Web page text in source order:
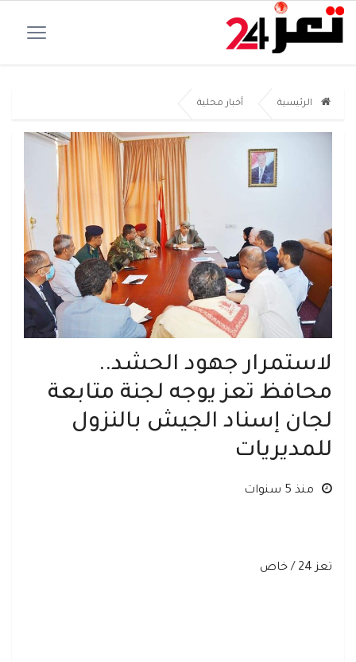
الرئيسية أخبار محلية
لاستمرار جهود الحشد..
محافظ تعز يوجه لجنة متابعة
لجان إسناد الجيش بالنزول
للمديريات
منذ 5 سنوات
تعز 24 / خاص